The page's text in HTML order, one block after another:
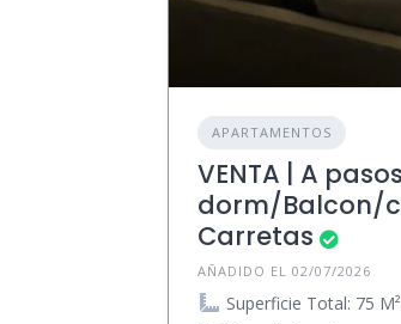
APARTAMENTOS
VENTA | A
dorm/Balcon/
Carretas
AÑADIDO EL 02/07/2026
Superficie Total: 75 M²